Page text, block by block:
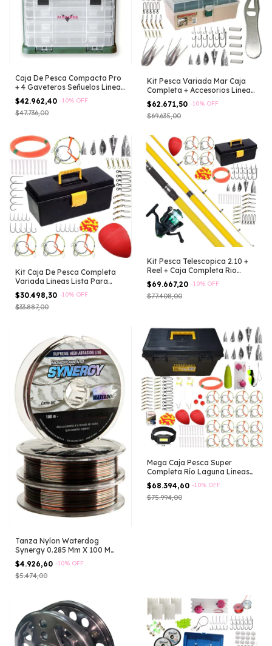
Caja De Pesca Compacta Pro
+ 4 Gaveteros Señuelos Lineas
Verde Musgo
$42.962,40 -10% OFF
$47.736,00
Kit Pesca Variada Mar Caja
Completa + Accesorios Lineas
Anzuelos Plomadas Destrabe
Rotores Perlas Hilo Elástico
$62.671,50 -10% OFF
$69.635,00
Kit Caja De Pesca Completa
Variada Lineas Lista Para
Pescar! Anzuelos Perlas
Plomadas Boya Rotores
$30.498,30 -10% OFF
$33.887,00
Kit Pesca Telescopica 2.10 +
Reel + Caja Completa Rio
Lineas
$69.667,20 -10% OFF
$77.408,00
Tanza Nylon Waterdog
Synergy 0.285 Mm X 100 M
Pesca 6.6 Kg Multicolor
$4.926,60 -10% OFF
$5.474,00
Mega Caja Pesca Super
Completa Río Laguna Lineas
Linterna
$68.394,60 -10% OFF
$75.994,00